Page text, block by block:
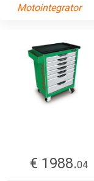
Motointegrator
€ 1988.04